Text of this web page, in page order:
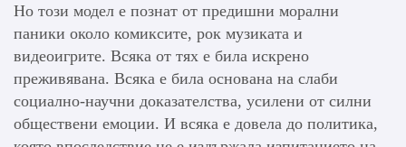
Но този модел е познат от предишни морални
паники около комиксите, рок музиката и
видеоигрите. Всяка от тях е била искрено
преживявана. Всяка е била основана на слаби
социално-научни доказателства, усилени от силни
обществени емоции. И всяка е довела до политика,